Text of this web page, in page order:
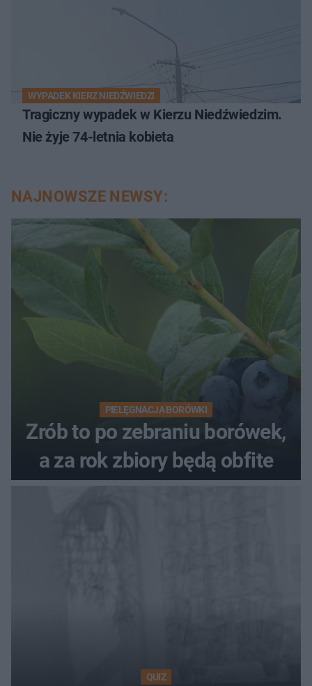
WYPADEK KIERZ NIEDŹWIEDZI
Tragiczny wypadek w Kierzu Niedźwiedzim.
Nie żyje 74-letnia kobieta
NAJNOWSZE NEWSY:
PIELĘGNACJA BORÓWKI
Zrób to po zebraniu borówek,
a za rok zbiory będą obfite
QUIZ